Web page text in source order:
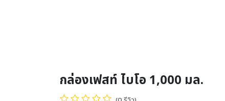
กล่องเฟสท์ ไบโอ 1,000 มล.